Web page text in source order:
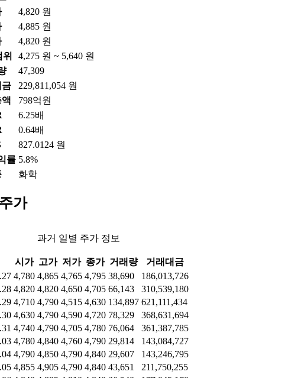
4,820 원
4,885 원
4,820 원
4,275 원 ~ 5,640 원
47,309
금
229,811,054 원
798억원
6.25배
0.64배
827.0124 원
률 5.8%
화학
가
과거 일별 주가 정보
시가 고가 저가 종가 거래량
거래대금
4,780 4,865 4,765 4,795 38,690
186,013,726
4,820 4,820 4,650 4,705 66,143
310,539,180
4,710 4,790 4,515 4,630 134,897 621,111,434
4,630 4,790 4,590 4,720 78,329
368,631,694
4,740 4,790 4,705 4,780 76,064
361,387,785
4,780 4,840 4,760 4,790 29,814
143,084,727
4,790 4,850 4,790 4,840 29,607
143,246,795
4,855 4,905 4,790 4,840 43,651
211,750,255